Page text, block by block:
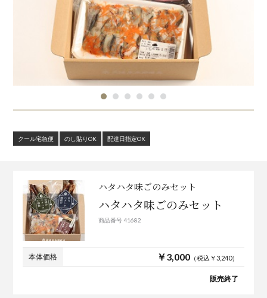
クール宅急便 のし貼りOK 配達日指定OK
ハタハタ味ごのみセット
ハタハタ味ごのみセット
商品番号 41682
本体価格 ￥3,000（税込￥3,240）
販売終了